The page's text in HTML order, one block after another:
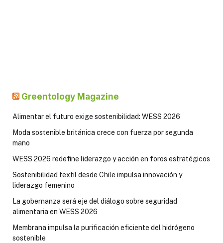
Greentology Magazine
Alimentar el futuro exige sostenibilidad: WESS 2026
Moda sostenible británica crece con fuerza por segunda
mano
WESS 2026 redefine liderazgo y acción en foros estratégicos
Sostenibilidad textil desde Chile impulsa innovación y
liderazgo femenino
La gobernanza será eje del diálogo sobre seguridad
alimentaria en WESS 2026
Membrana impulsa la purificación eficiente del hidrógeno
sostenible